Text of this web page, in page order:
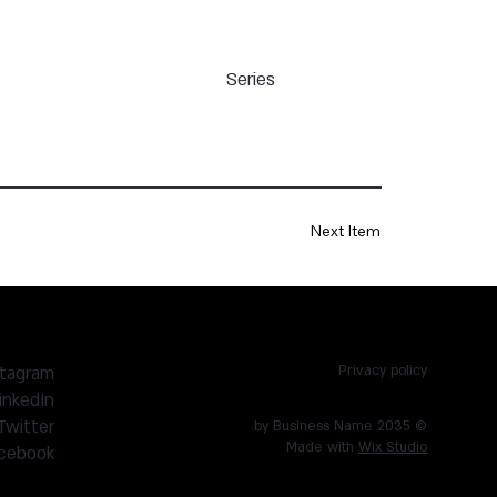
Series
Next Item
Privacy policy
© 2035 by Business Name.
Made with Wix Studio